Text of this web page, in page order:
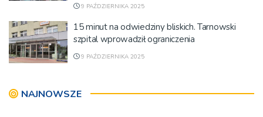
9 PAŹDZIERNIKA 2025
15 minut na odwiedziny bliskich. Tarnowski
szpital wprowadził ograniczenia
9 PAŹDZIERNIKA 2025
NAJNOWSZE